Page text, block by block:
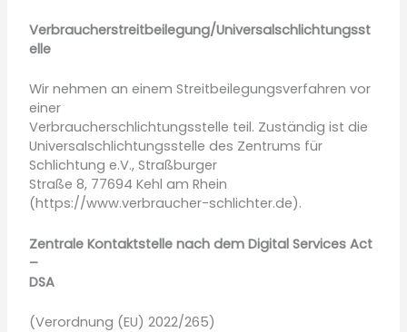
Verbraucherstreitbeilegung/Universalschlichtungsst
elle
Wir nehmen an einem Streitbeilegungsverfahren vor
einer
Verbraucherschlichtungsstelle teil. Zuständig ist die
Universalschlichtungsstelle des Zentrums für
Schlichtung e.V., Straßburger
Straße 8, 77694 Kehl am Rhein
(https://www.verbraucher-schlichter.de).
Zentrale Kontaktstelle nach dem Digital Services Act
–
DSA
(Verordnung (EU) 2022/265)